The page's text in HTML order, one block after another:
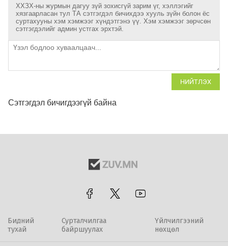
ХХЗХ-ны журмын дагуу зүй зохисгүй зарим үг, хэллэгийг
хязгаарласан тул ТА сэтгэгдэл бичихдээ хууль зүйн болон ёс
суртахууны хэм хэмжээг хүндэтгэнэ үү. Хэм хэмжээг зөрчсөн
сэтгэгдэлийг админ устгах эрхтэй.
НИЙТЛЭХ
Сэтгэгдэл бичигдээгүй байна
Бидний
тухай
Сурталчилгаа
байршуулах
Үйлчилгээний
нөхцөл